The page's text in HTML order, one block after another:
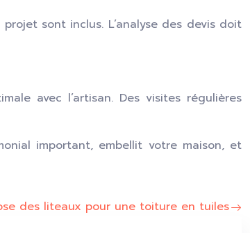
sont inclus. L’analyse des devis doit
avec l’artisan. Des visites régulières
important, embellit votre maison, et
des liteaux pour une toiture en tuiles